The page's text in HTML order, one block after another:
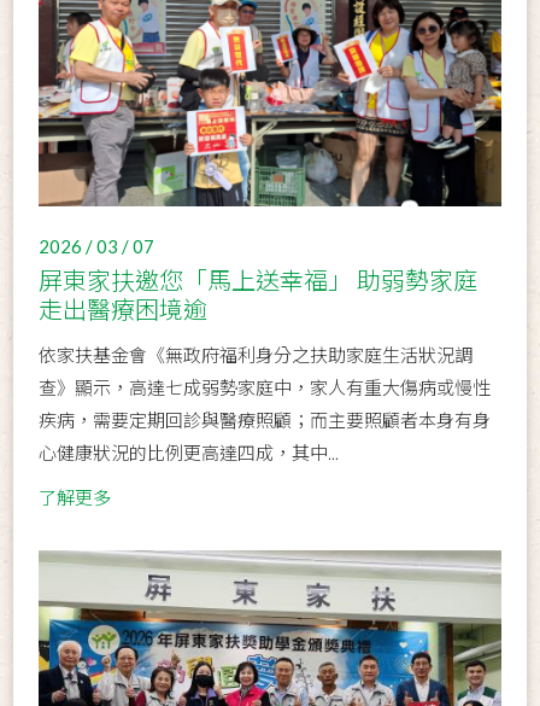
2026 / 03 / 07
屏東家扶邀您「馬上送幸福」 助弱勢家庭
走出醫療困境逾
依家扶基金會《無政府福利身分之扶助家庭生活狀況調
查》顯示，高達七成弱勢家庭中，家人有重大傷病或慢性
疾病，需要定期回診與醫療照顧；而主要照顧者本身有身
心健康狀況的比例更高達四成，其中...
了解更多